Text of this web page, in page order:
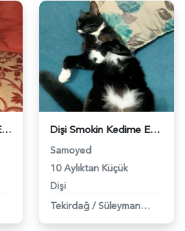
Smokin 6 Aylık Kızım Eş Arıyor Kızgınlıkta - 6246 Dişi Smokin Kedime Eş Arıyorum 9 Aylık - 6281
Samoyed
10 Aylıktan Küçük
Dişi
Tekirdağ / Süleymanpaşa